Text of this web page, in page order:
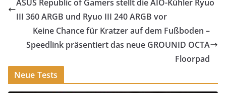
ASUS Republic of Gamers stellt die AIO-Kühler Ryuo
III 360 ARGB und Ryuo III 240 ARGB vor
Keine Chance für Kratzer auf dem Fußboden –
Speedlink präsentiert das neue GROUNID OCTA
Floorpad
Neue Tests